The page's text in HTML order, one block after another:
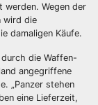
werden. Wegen der
wird die
damaligen Käufe.
die Waffen-
angegriffene
„Panzer stehen
eine Lieferzeit,